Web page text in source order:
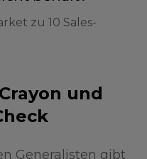
zu 10 Sales-
und
Generalisten gibt